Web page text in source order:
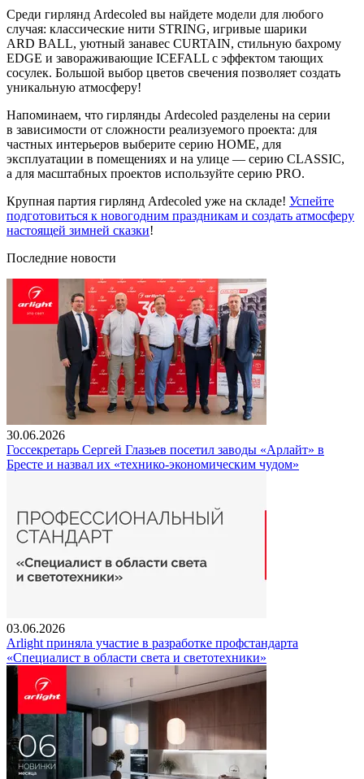
Среди гирлянд Ardecoled вы найдете модели для любого
случая: классические нити STRING, игривые шарики
ARD BALL, уютный занавес CURTAIN, стильную бахрому
EDGE и завораживающие ICEFALL с эффектом тающих
сосулек. Большой выбор цветов свечения позволяет создать
уникальную атмосферу!
Напоминаем, что гирлянды Ardecoled разделены на серии
в зависимости от сложности реализуемого проекта: для
частных интерьеров выберите серию HOME, для
эксплуатации в помещениях и на улице — серию CLASSIC,
а для масштабных проектов используйте серию PRO.
Крупная партия гирлянд Ardecoled уже на складе! Успейте
подготовиться к новогодним праздникам и создать атмосферу
настоящей зимней сказки!
Последние новости
30.06.2026
Госсекретарь Сергей Глазьев посетил заводы «Арлайт» в
Бресте и назвал их «технико-экономическим чудом»
03.06.2026
Arlight приняла участие в разработке профстандарта
«Специалист в области света и светотехники»